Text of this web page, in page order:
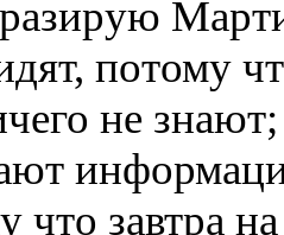
потому
не
что завтра